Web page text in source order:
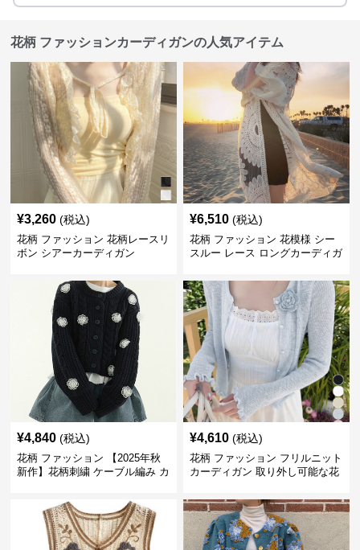
花柄 ファッションカーディガンの人気アイテム
¥3,260 (税込)
花柄 ファッション 花柄レースリ
ボン シアーカーディガン
¥6,510 (税込)
花柄 ファッション 花模様 シー
スルー レース ロングカーディガ
¥4,840 (税込)
花柄 ファッション 【2025年秋
新作】花柄刺繍 ケーブル編み カ
¥4,610 (税込)
花柄 ファッション フリルニット
カーディガン 取り外し可能な花